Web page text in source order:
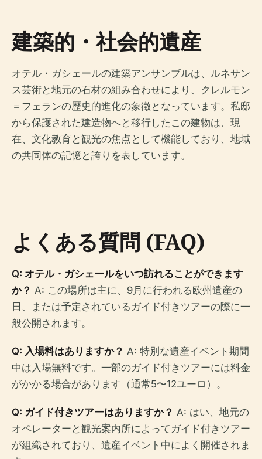
建築的・社会的遺産
オテル・ガシェールの建築アンサンブルは、ルネサン
ス芸術と地元の石材の組み合わせにより、クレルモン
＝フェランの歴史的進化の象徴となっています。私邸
から保護された建造物へと移行したこの建物は、現
在、文化教育と観光の焦点として機能しており、地域
の共同体の記憶と誇りを表しています。
よくある質問 (FAQ)
Q: オテル・ガシェールをいつ訪れることができます
か？ A: この場所は主に、9月に行われる欧州遺産の
日、または予定されているガイド付きツアーの際に一
般公開されます。
Q: 入場料はありますか？ A: 特別な遺産イベント期間
中は入場無料です。一部のガイド付きツアーには料金
がかかる場合があります（通常5〜12ユーロ）。
Q: ガイド付きツアーはありますか？ A: はい、地元の
オペレーターと観光案内所によってガイド付きツアー
が組織されており、遺産イベント中によく開催されま